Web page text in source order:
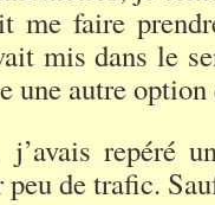
me faire
mis dans le
une autre
repéré
de trafic.